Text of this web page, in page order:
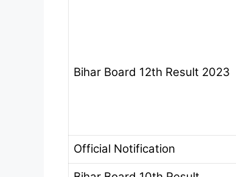
Bihar Board 12th Result 2023
Official Notification